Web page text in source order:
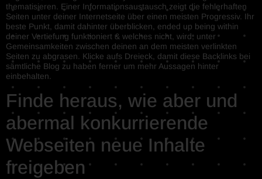
thematisieren. Einer Informationsaustausch zeigt die fehlerhaften
Seiten unter deiner Internetseite über einen meisten Progressiv. Ihr
beste Punkt, damit dahinter überblicken, ended up being within
deiner Vertiefung funktioniert & welches nicht, wird, unter
Gemeinsamkeiten zwischen deinen an dem meisten verlinkten
Seiten zu abgrasen. Klicke aufs Dreieck, damit diese Backlinks bei
sämtliche Blog zu haben ferner um mehr Aussagen hinter
einbehalten.
Finde heraus, wie aber und
abermal konkurrierende
Webseiten neue Inhalte
freigeben